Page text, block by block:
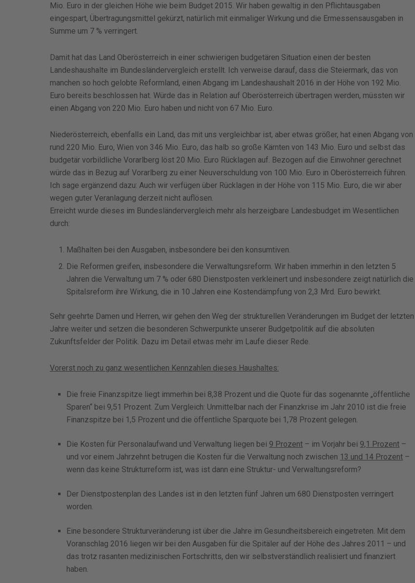
Mio. Euro in der gleichen Höhe wie beim Budget 2015. Wir haben gewaltig in den Pflichtausgaben
eingespart, Übertragungsmittel gekürzt, natürlich mit einmaliger Wirkung und die Ermessensausgaben in
Summe um 7 % verringert.
Damit hat das Land Oberösterreich in einer schwierigen budgetären Situation einen der besten
Landeshaushalte im Bundesländervergleich erstellt. Ich verweise darauf, dass die Steiermark, das von
manchen so hoch gelobte Reformland, einen Abgang im Landeshaushalt 2016 in der Höhe von 192 Mio.
Euro bereits beschlossen hat. Würde das in Relation auf Oberösterreich übertragen werden, müssten wir
einen Abgang von 220 Mio. Euro haben und nicht von 67 Mio. Euro.
Niederösterreich, ebenfalls ein Land, das mit uns vergleichbar ist, aber etwas größer, hat einen Abgang von
rund 220 Mio. Euro, Wien von 346 Mio. Euro, das halb so große Kärnten von 143 Mio. Euro und selbst das
budgetär vorbildliche Vorarlberg löst 20 Mio. Euro Rücklagen auf. Bezogen auf die Einwohner gerechnet
würde das in Bezug auf Vorarlberg zu einer Neuverschuldung von 100 Mio. Euro in Oberösterreich führen.
Ich sage ergänzend dazu: Auch wir verfügen über Rücklagen in der Höhe von 115 Mio. Euro, die wir aber
wegen guter Veranlagung derzeit nicht auflösen.
Erreicht wurde dieses im Bundesländervergleich mehr als herzeigbare Landesbudget im Wesentlichen
durch:
Maßhalten bei den Ausgaben, insbesondere bei den konsumtiven.
Die Reformen greifen, insbesondere die Verwaltungsreform. Wir haben immerhin in den letzten 5
Jahren die Verwaltung um 7 % oder 680 Dienstposten verkleinert und insbesondere zeigt natürlich die
Spitalsreform ihre Wirkung, die in 10 Jahren eine Kostendämpfung von 2,3 Mrd. Euro bewirkt.
Sehr geehrte Damen und Herren, wir gehen den Weg der strukturellen Veränderungen im Budget der letzten
Jahre weiter und setzen die besonderen Schwerpunkte unserer Budgetpolitik auf die absoluten
Zukunftsfelder der Politik. Dazu im Detail etwas mehr im Laufe dieser Rede.
Vorerst noch zu ganz wesentlichen Kennzahlen dieses Haushaltes:
Die freie Finanzspitze liegt immerhin bei 8,38 Prozent und die Quote für das sogenannte „öffentliche
Sparen“ bei 9,51 Prozent. Zum Vergleich: Unmittelbar nach der Finanzkrise im Jahr 2010 ist die freie
Finanzspitze bei 1,5 Prozent und die öffentliche Sparquote bei 1,78 Prozent gelegen.
Die Kosten für Personalaufwand und Verwaltung liegen bei 9 Prozent – im Vorjahr bei 9,1 Prozent –
und vor einem Jahrzehnt betrugen die Kosten für die Verwaltung noch zwischen 13 und 14 Prozent –
wenn das keine Strukturreform ist, was ist dann eine Struktur- und Verwaltungsreform?
Der Dienstpostenplan des Landes ist in den letzten fünf Jahren um 680 Dienstposten verringert
worden.
Eine besondere Strukturveränderung ist über die Jahre im Gesundheitsbereich eingetreten. Mit dem
Voranschlag 2016 liegen wir bei den Ausgaben für die Spitäler auf der Höhe des Jahres 2011 – und
das trotz rasanten medizinischen Fortschritts, den wir selbstverständlich realisiert und finanziert
haben.